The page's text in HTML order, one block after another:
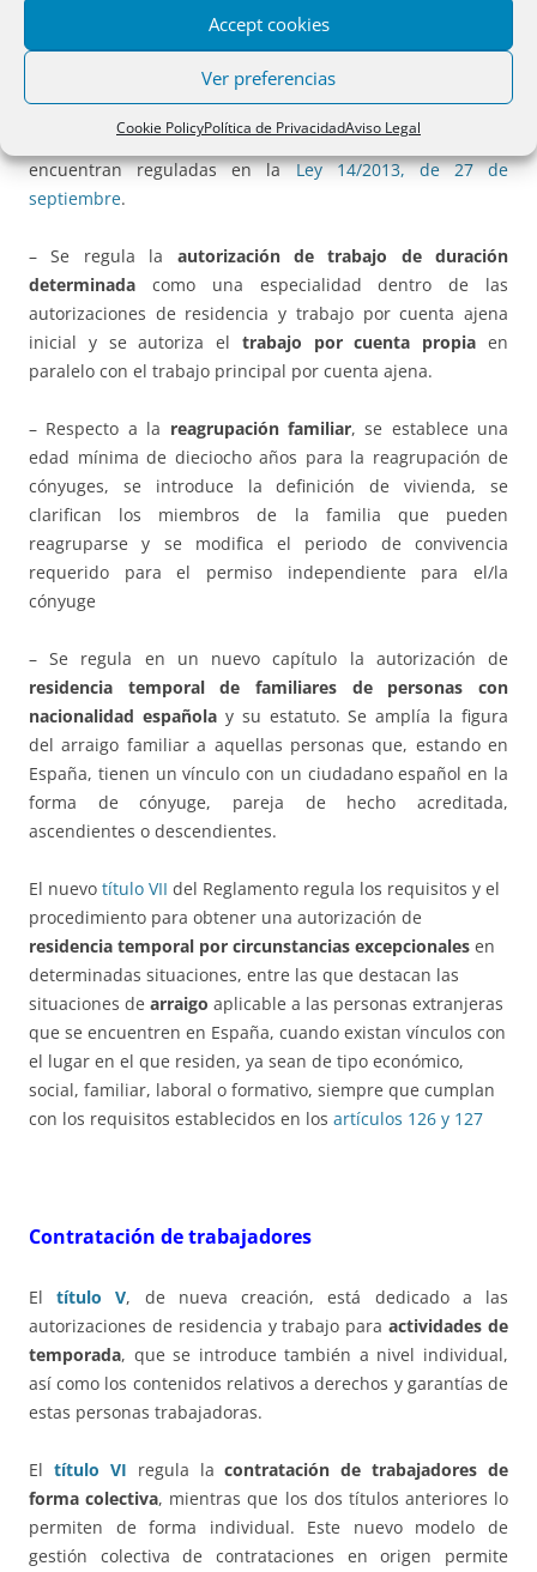
Accept cookies
Ver preferencias
Cookie PolicyPolítica de PrivacidadAviso Legal
voluntariamente a su país
de familiares de ciudadanos españoles.
prestaciones transnacionales de servicios, que se
encuentran reguladas en laLey 14/2013, de 27 de
septiembre.
– Se regula la autorización de trabajo de duración
determinada como una especialidad dentro de las
autorizaciones de residencia y trabajo por cuenta ajena
inicial y se autoriza el trabajo por cuenta propia en
paralelo con el trabajo principal por cuenta ajena.
– Respecto a la reagrupación familiar, se establece una
edad mínima de dieciocho años para la reagrupación de
cónyuges, se introduce la definición de vivienda, se
clarifican los miembros de la familia que pueden
reagruparse y se modifica el periodo de convivencia
requerido para el permiso independiente para el/la
cónyuge
– Se regula en un nuevo capítulo la autorización de
residencia temporal de familiares de personas con
nacionalidad españolay su estatuto. Se amplía la figura
del arraigo familiar a aquellas personas que, estando en
España, tienen un vínculo con un ciudadano español en la
forma de cónyuge, pareja de hecho acreditada,
ascendientes o descendientes.
El nuevo título VII del Reglamento regula los requisitos y el
procedimiento para obtener una autorización de
residencia temporal por circunstancias excepcionales en
determinadas situaciones, entre las que destacan las
situaciones de arraigo aplicable a las personas extranjeras
que se encuentren en España, cuando existan vínculos con
el lugar en el que residen, ya sean de tipo económico,
social, familiar, laboral o formativo, siempre que cumplan
con los requisitos establecidos en los artículos 126 y 127
Contratación de trabajadores
Eltítulo V, de nueva creación, está dedicado a las
autorizaciones de residencia y trabajo paraactividades de
temporada, que se introduce también a nivel individual,
así como los contenidos relativos a derechos y garantías de
estas personas trabajadoras.
El título VI regula lacontratación de trabajadores de
forma colectiva, mientras que los dos títulos anteriores lo
permiten de forma individual. Este nuevo modelo de
gestión colectiva de contrataciones en origen permite